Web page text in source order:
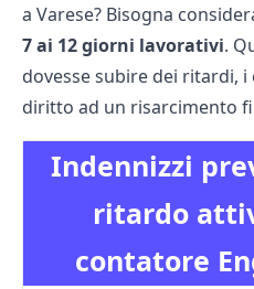
a Varese? Bisogna
7 ai 12 giorni lavorativi.
dovesse subire dei ritardi,
diritto ad un risarcimento
Indennizzi
ritardo
contatore